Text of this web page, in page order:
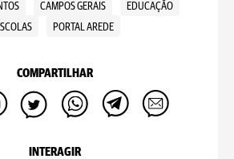
CAMPOS GERAIS
EDUCAÇÃO
PORTAL AREDE
COMPARTILHAR
INTERAGIR